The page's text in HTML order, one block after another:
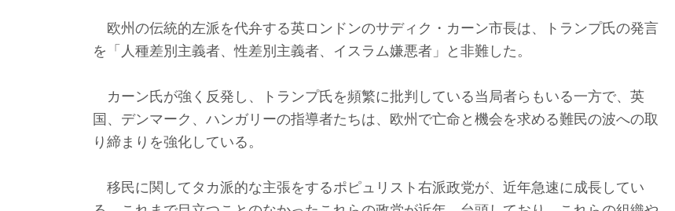
欧州の伝統的左派を代弁する英ロンドンのサディク・カーン市長は、トランプ氏の発言
を「人種差別主義者、性差別主義者、イスラム嫌悪者」と非難した。
カーン氏が強く反発し、トランプ氏を頻繁に批判している当局者らもいる一方で、英
国、デンマーク、ハンガリーの指導者たちは、欧州で亡命と機会を求める難民の波への取
り締まりを強化している。
移民に関してタカ派的な主張をするポピュリスト右派政党が、近年急速に成長してい